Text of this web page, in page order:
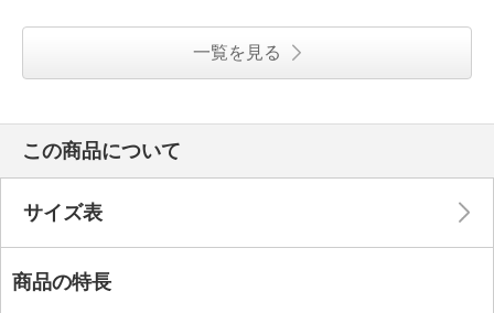
一覧を見る
この商品について
サイズ表
商品の特長